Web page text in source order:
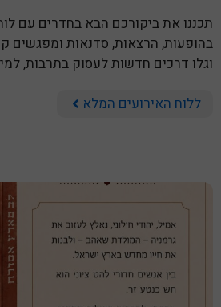
תכננו את ביקורכם הבא בחדרים עם
בהופעות, הרצאות, סדנאות ומפגשים
וגלו דרכים חדשות לעסוק בתרבות,
ללוח האירועים המלא